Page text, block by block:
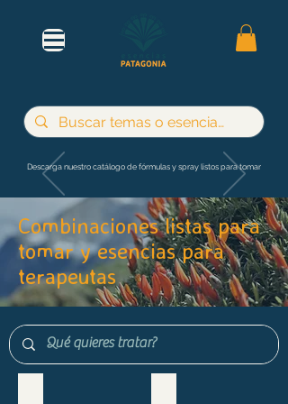
Descarga nuestro catálogo de fórmulas y spray listos para tomar
Combinaciones listas para
tomar y esencias para
terapeutas